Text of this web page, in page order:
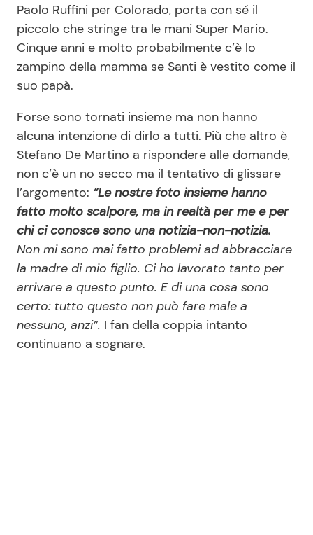
Paolo Ruffini per Colorado, porta con sé il
piccolo che stringe tra le mani Super Mario.
Cinque anni e molto probabilmente c’è lo
zampino della mamma se Santi è vestito come il
suo papà.
Forse sono tornati insieme ma non hanno
alcuna intenzione di dirlo a tutti. Più che altro è
Stefano De Martino a rispondere alle domande,
non c’è un no secco ma il tentativo di glissare
l’argomento: “Le nostre foto insieme hanno
fatto molto scalpore, ma in realtà per me e per
chi ci conosce sono una notizia-non-notizia.
Non mi sono mai fatto problemi ad abbracciare
la madre di mio figlio. Ci ho lavorato tanto per
arrivare a questo punto. E di una cosa sono
certo: tutto questo non può fare male a
nessuno, anzi”. I fan della coppia intanto
continuano a sognare.